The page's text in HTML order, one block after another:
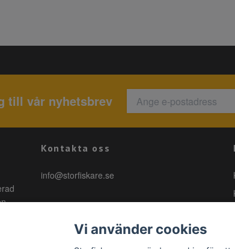
till vår nyhetsbrev
Kontakta oss
info@storfiskare.se
Vi använder cookies